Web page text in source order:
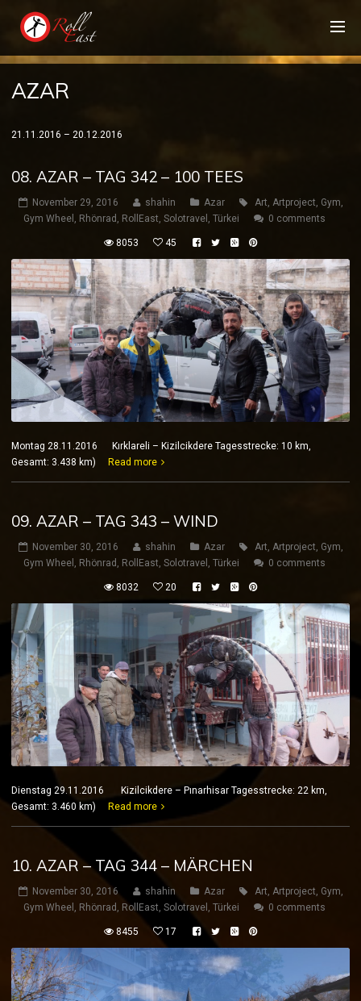
AZAR
21.11.2016 – 20.12.2016
08. AZAR – TAG 342 – 100 TEES
November 29, 2016 shahin Azar Art, Artproject, Gym,
Gym Wheel , Rhönrad , RollEast, Solotravel , Türkei 0 comments
8053 45
Montag 28.11.2016 Kırklareli – Kizilcikdere Tagesstrecke: 10 km,
Gesamt: 3.438 km)
Read more
09. AZAR – TAG 343 – WIND
November 30, 2016 shahin Azar Art, Artproject, Gym,
Gym Wheel , Rhönrad , RollEast, Solotravel , Türkei 0 comments
8032 20
Dienstag 29.11.2016 Kizilcikdere – Pınarhisar Tagesstrecke: 22 km,
Gesamt: 3.460 km)
Read more
10. AZAR – TAG 344 – MÄRCHEN
November 30, 2016 shahin Azar Art, Artproject, Gym,
Gym Wheel , Rhönrad , RollEast, Solotravel , Türkei 0 comments
8455 17